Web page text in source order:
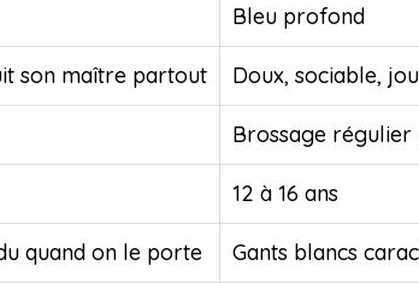
Bleu profond
son maître partout Doux, sociable,
Brossage
12 à 16 ans
quand on le porte Gants blancs